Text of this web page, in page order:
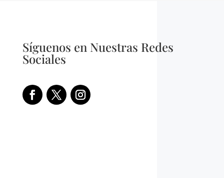
Síguenos en Nuestras Redes
Sociales